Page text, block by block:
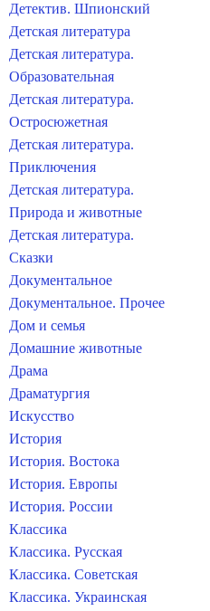
Детектив. Шпионский
Детская литература
Детская литература.
Образовательная
Детская литература.
Остросюжетная
Детская литература.
Приключения
Детская литература.
Природа и животные
Детская литература.
Сказки
Документальное
Документальное. Прочее
Дом и семья
Домашние животные
Драма
Драматургия
Искусство
История
История. Востока
История. Европы
История. России
Классика
Классика. Русская
Классика. Советская
Классика. Украинская